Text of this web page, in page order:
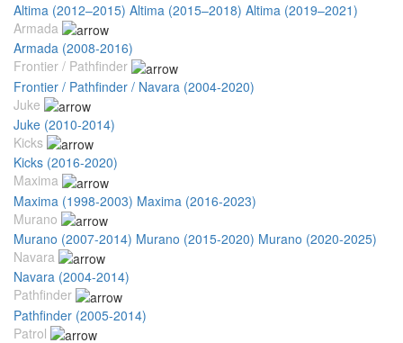
Altima (2012–2015) Altima (2015–2018) Altima (2019–2021)
Armada
Armada (2008-2016)
Frontier / Pathfinder
Frontier / Pathfinder / Navara (2004-2020)
Juke
Juke (2010-2014)
Kicks
Kicks (2016-2020)
Maxima
Maxima (1998-2003) Maxima (2016-2023)
Murano
Murano (2007-2014) Murano (2015-2020) Murano (2020-2025)
Navara
Navara (2004-2014)
Pathfinder
Pathfinder (2005-2014)
Patrol